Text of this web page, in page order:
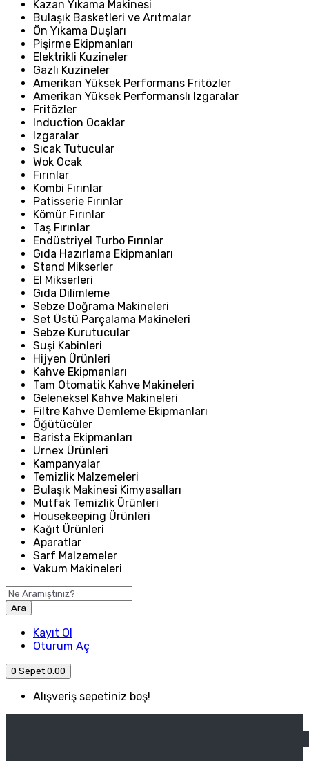
Kazan Yıkama Makinesi
Bulaşık Basketleri ve Arıtmalar
Ön Yıkama Duşları
Pişirme Ekipmanları
Elektrikli Kuzineler
Gazlı Kuzineler
Amerikan Yüksek Performans Fritözler
Amerikan Yüksek Performanslı Izgaralar
Fritözler
Induction Ocaklar
Izgaralar
Sıcak Tutucular
Wok Ocak
Fırınlar
Kombi Fırınlar
Patisserie Fırınlar
Kömür Fırınlar
Taş Fırınlar
Endüstriyel Turbo Fırınlar
Gıda Hazırlama Ekipmanları
Stand Mikserler
El Mikserleri
Gıda Dilimleme
Sebze Doğrama Makineleri
Set Üstü Parçalama Makineleri
Sebze Kurutucular
Suşi Kabinleri
Hijyen Ürünleri
Kahve Ekipmanları
Tam Otomatik Kahve Makineleri
Geleneksel Kahve Makineleri
Filtre Kahve Demleme Ekipmanları
Öğütücüler
Barista Ekipmanları
Urnex Ürünleri
Kampanyalar
Temizlik Malzemeleri
Bulaşık Makinesi Kimyasalları
Mutfak Temizlik Ürünleri
Housekeeping Ürünleri
Kağıt Ürünleri
Aparatlar
Sarf Malzemeler
Vakum Makineleri
Ara
Kayıt Ol
Oturum Aç
0 Sepet 0.00
Alışveriş sepetiniz boş!